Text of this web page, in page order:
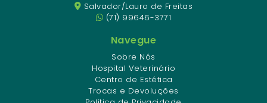
Salvador/Lauro de Freitas
(71) 99646-3771
Navegue
Sobre Nós
Hospital Veterinário
Centro de Estética
Trocas e Devoluções